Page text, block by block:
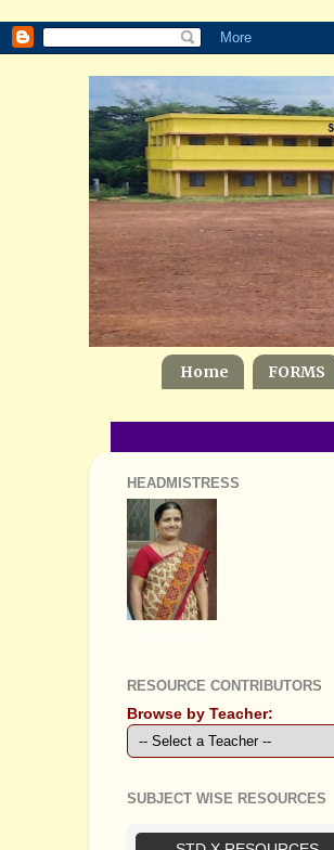
Home FORMS
HEADMISTRESS
RESOURCE CONTRIBUTORS
Browse by Teacher:
SUBJECT WISE RESOURCES